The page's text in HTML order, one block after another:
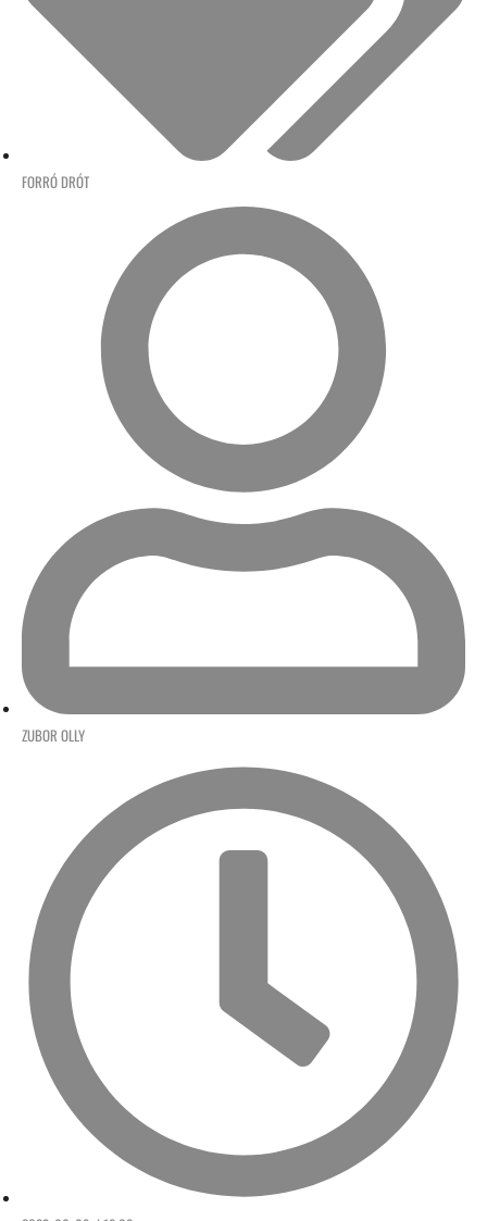
FORRÓ DRÓT
ZUBOR OLLY